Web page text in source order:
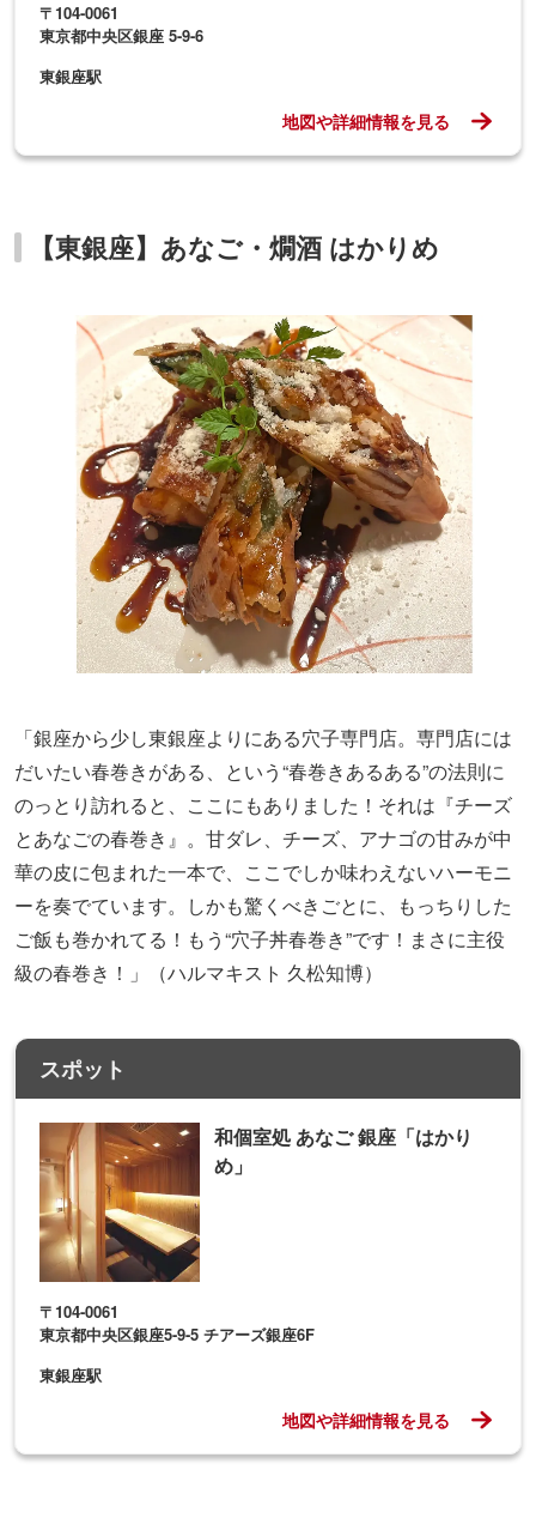
〒104-0061
東京都中央区銀座 5-9-6
東銀座駅
地図や詳細情報を見る
【東銀座】あなご・燗酒 はかりめ
「銀座から少し東銀座よりにある穴子専門店。専門店には
だいたい春巻きがある、という“春巻きあるある”の法則に
のっとり訪れると、ここにもありました！それは『チーズ
とあなごの春巻き』。甘ダレ、チーズ、アナゴの甘みが中
華の皮に包まれた一本で、ここでしか味わえないハーモニ
ーを奏でています。しかも驚くべきごとに、もっちりした
ご飯も巻かれてる！もう“穴子丼春巻き”です！まさに主役
級の春巻き！」（ハルマキスト 久松知博）
スポット
和個室処 あなご 銀座「はかり
め」
〒104-0061
東京都中央区銀座5-9-5 チアーズ銀座6F
東銀座駅
地図や詳細情報を見る